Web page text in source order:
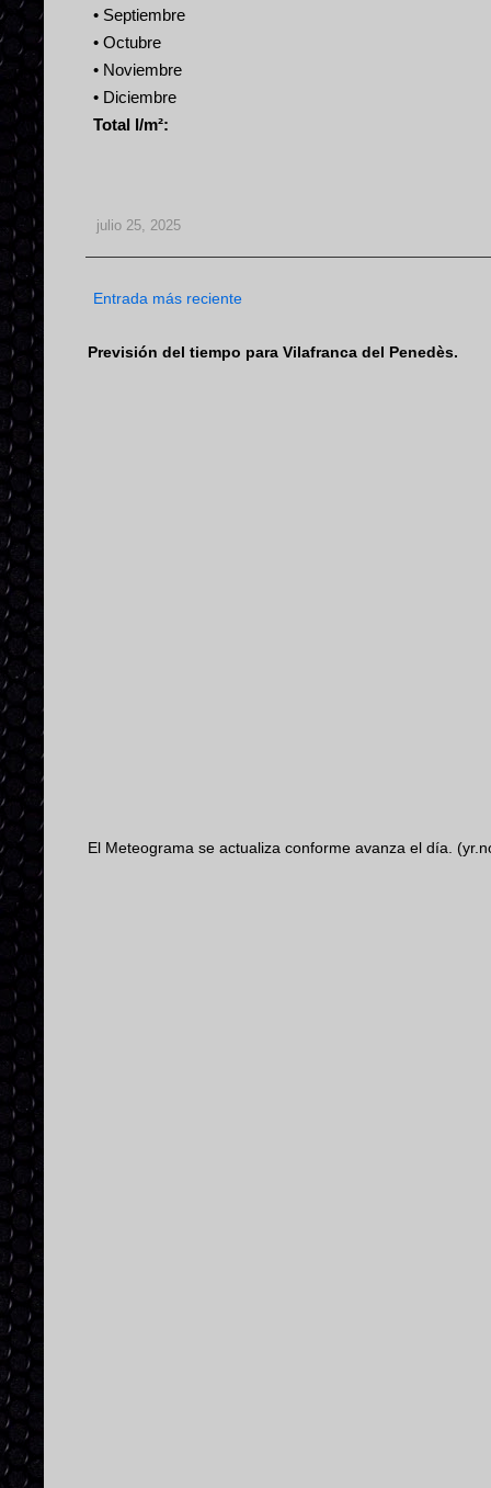
• Septiembre
• Octubre
• Noviembre
• Diciembre
Total l/m²:
julio 25, 2025
Entrada más reciente
Previsión del tiempo para Vilafranca del Penedès.
El Meteograma se actualiza conforme avanza el día.